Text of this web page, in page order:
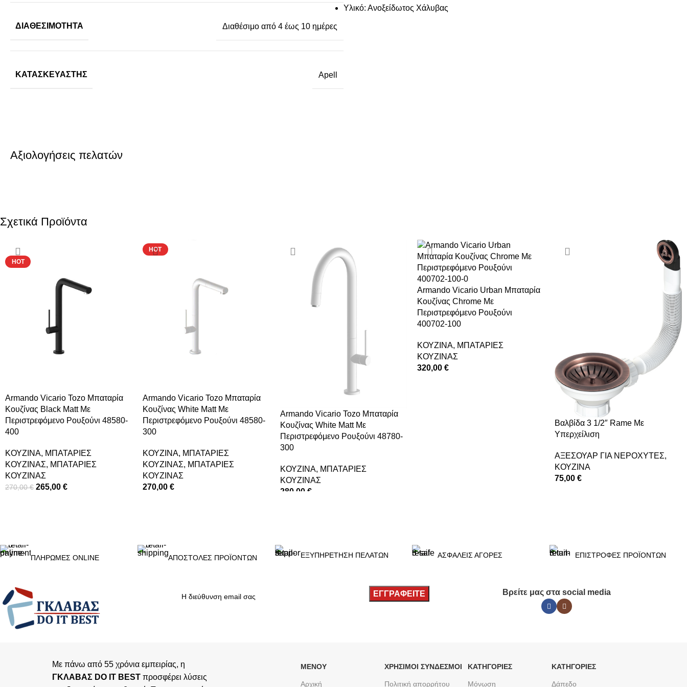
ΔΙΑΘΕΣΙΜΌΤΗΤΑ Διαθέσιμο από 4 έως 10 ημέρες
ΚΑΤΑΣΚΕΥΑΣΤΉΣ Apell
Υλικό: Ανοξείδωτος Χάλυβας
Αξιολογήσεις πελατών
Σχετικά Προϊόντα
-2%
HOT
Armando Vicario Tozo Μπαταρία
Κουζίνας Black Matt Με
Περιστρεφόμενο Ρουξούνι 48580-
400
ΚΟΥΖΙΝΑ, ΜΠΑΤΑΡΙΕΣ
ΚΟΥΖΙΝΑΣ, ΜΠΑΤΑΡΙΕΣ
ΚΟΥΖΙΝΑΣ
270,00€ 265,00 €
HOT
Armando Vicario Tozo Μπαταρία
Κουζίνας White Matt Με
Περιστρεφόμενο Ρουξούνι 48580-
300
ΚΟΥΖΙΝΑ, ΜΠΑΤΑΡΙΕΣ
ΚΟΥΖΙΝΑΣ, ΜΠΑΤΑΡΙΕΣ
ΚΟΥΖΙΝΑΣ
270,00 €
Armando Vicario Tozo Μπαταρία
Κουζίνας White Matt Με
Περιστρεφόμενο Ρουξούνι 48780-
300
ΚΟΥΖΙΝΑ, ΜΠΑΤΑΡΙΕΣ
ΚΟΥΖΙΝΑΣ
280,00 €
Armando Vicario Urban Μπαταρία
Κουζίνας Chrome Με
Περιστρεφόμενο Ρουξούνι
400702-100
ΚΟΥΖΙΝΑ, ΜΠΑΤΑΡΙΕΣ
ΚΟΥΖΙΝΑΣ
320,00€
Βαλβίδα 3 1/2″ Rame Με
Υπερχείλιση
ΑΞΕΣΟΥΑΡ ΓΙΑ ΝΕΡΟΧΥΤΕΣ,
ΚΟΥΖΙΝΑ
75,00€
ΠΛΗΡΩΜΕΣ ONLINE ΑΠΟΣΤΟΛΕΣ ΠΡΟΪΟΝΤΩΝ ΕΞΥΠΗΡΕΤΗΣΗ ΠΕΛΑΤΩΝ ΑΣΦΑΛΕΙΣ ΑΓΟΡΕΣ ΕΠΙΣΤΡΟΦΕΣ ΠΡΟΪΟΝΤΩΝ
Βρείτε μας στα social media
Με πάνω από 55 χρόνια εμπειρίας, η
ΓΚΛΑΒΑΣ DO IT BESTπροσφέρει λύσεις
ΜΕΝΟΥ
Αρχική
ΧΡΉΣΙΜΟΙ ΣΎΝΔΕΣΜΟΙ
Πολιτική απορρήτου
ΚΑΤΗΓΟΡΙΕΣ
Μόνωση
ΚΑΤΗΓΟΡΙΕΣ
Δάπεδο